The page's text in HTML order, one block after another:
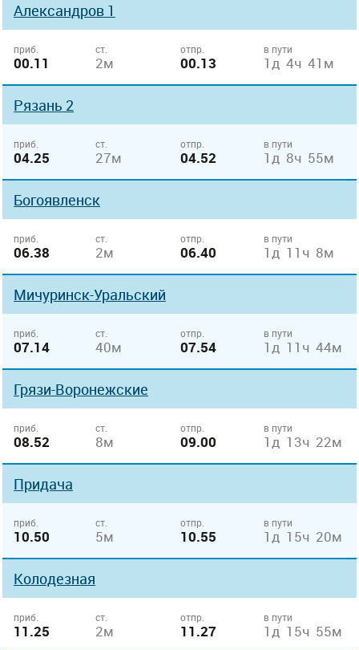
Александров 1
приб.
00.11
ст.
2м
отпр.
00.13
в пути
1д 4ч 41м
Рязань 2
приб.
04.25
ст.
27м
отпр.
04.52
в пути
1д 8ч 55м
Богоявленск
приб.
06.38
ст.
2м
отпр.
06.40
в пути
1д 11ч 8м
Мичуринск-Уральский
приб.
07.14
ст.
40м
отпр.
07.54
в пути
1д 11ч 44м
Грязи-Воронежские
приб.
08.52
ст.
8м
отпр.
09.00
в пути
1д 13ч 22м
Придача
приб.
10.50
ст.
5м
отпр.
10.55
в пути
1д 15ч 20м
Колодезная
приб.
11.25
ст.
2м
отпр.
11.27
в пути
1д 15ч 55м